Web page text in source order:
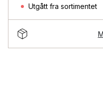
Utgått fra sortimentet